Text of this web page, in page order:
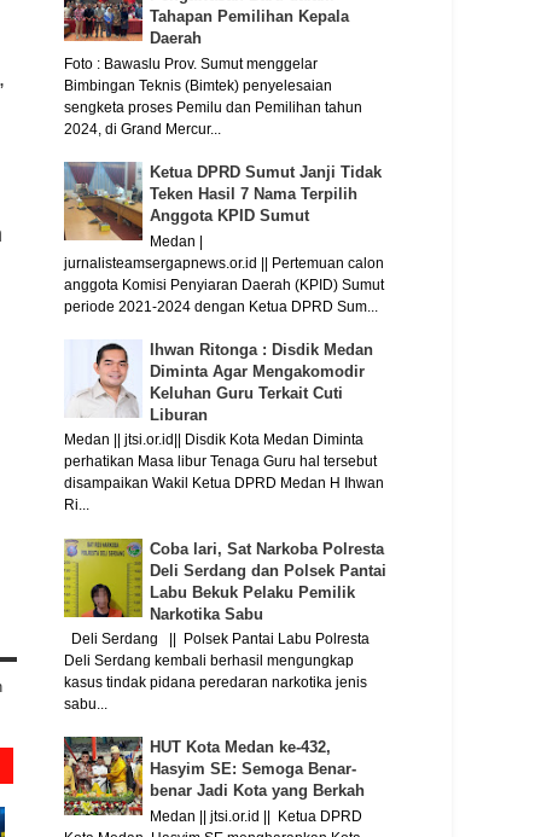
Tahapan Pemilihan Kepala
Daerah
Foto : Bawaslu Prov. Sumut menggelar
Bimbingan Teknis (Bimtek) penyelesaian
sengketa proses Pemilu dan Pemilihan tahun
2024, di Grand Mercur...
Ketua DPRD Sumut Janji Tidak
Teken Hasil 7 Nama Terpilih
Anggota KPID Sumut
Medan |
jurnalisteamsergapnews.or.id || Pertemuan calon
anggota Komisi Penyiaran Daerah (KPID) Sumut
periode 2021-2024 dengan Ketua DPRD Sum...
Ihwan Ritonga : Disdik Medan
Diminta Agar Mengakomodir
Keluhan Guru Terkait Cuti
Liburan
Medan || jtsi.or.id|| Disdik Kota Medan Diminta
perhatikan Masa libur Tenaga Guru hal tersebut
disampaikan Wakil Ketua DPRD Medan H Ihwan
Ri...
Coba lari, Sat Narkoba Polresta
Deli Serdang dan Polsek Pantai
Labu Bekuk Pelaku Pemilik
Narkotika Sabu
Deli Serdang || Polsek Pantai Labu Polresta
Deli Serdang kembali berhasil mengungkap
kasus tindak pidana peredaran narkotika jenis
sabu...
HUT Kota Medan ke-432,
Hasyim SE: Semoga Benar-
benar Jadi Kota yang Berkah
Medan || jtsi.or.id || Ketua DPRD